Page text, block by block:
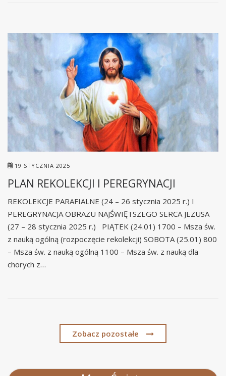
19 STYCZNIA 2025
PLAN REKOLEKCJI I PEREGRYNACJI
REKOLEKCJE PARAFIALNE (24 – 26 stycznia 2025 r.) I
PEREGRYNACJA OBRAZU NAJŚWIĘTSZEGO SERCA JEZUSA
(27 – 28 stycznia 2025 r.) PIĄTEK (24.01) 1700 – Msza św.
z nauką ogólną (rozpoczęcie rekolekcji) SOBOTA (25.01) 800
– Msza św. z nauką ogólną 1100 – Msza św. z nauką dla
chorych z…
Zobacz pozostałe